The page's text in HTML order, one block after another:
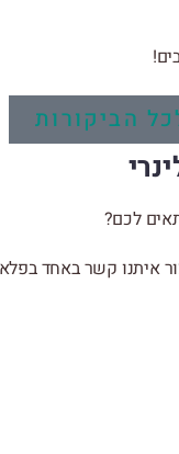
הביקורות
לכם?
איתנו קשר באחד